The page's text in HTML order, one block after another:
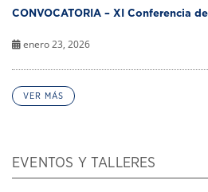
CONVOCATORIA – XI Conferencia
enero 23, 2026
VER MÁS
EVENTOS Y TALLERES